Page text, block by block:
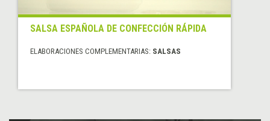
SALSA ESPAÑOLA DE CONFECCIÓN RÁPIDA
ELABORACIONES COMPLEMENTARIAS: SALSAS